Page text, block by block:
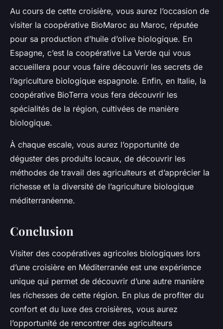
Au cours de cette croisière, vous aurez l’occasion de
visiter la coopérative BioMaroc au Maroc, réputée
pour sa production d’huile d’olive biologique. En
Espagne, c’est la coopérative La Verde qui vous
accueillera pour vous faire découvrir les secrets de
l’agriculture biologique espagnole. Enfin, en Italie, la
coopérative BioTerra vous fera découvrir les
spécialités de la région, cultivées de manière
biologique.
À chaque escale, vous aurez l’opportunité de
déguster des produits locaux, de découvrir les
méthodes de travail des agriculteurs et d’apprécier la
richesse et la diversité de l’agriculture biologique
méditerranéenne.
Conclusion
Visiter des coopératives agricoles biologiques lors
d’une croisière en Méditerranée est une expérience
unique qui permet de découvrir d’une autre manière
les richesses de cette région. En plus de profiter du
confort et du luxe des croisières, vous aurez
l’opportunité de rencontrer des agriculteurs